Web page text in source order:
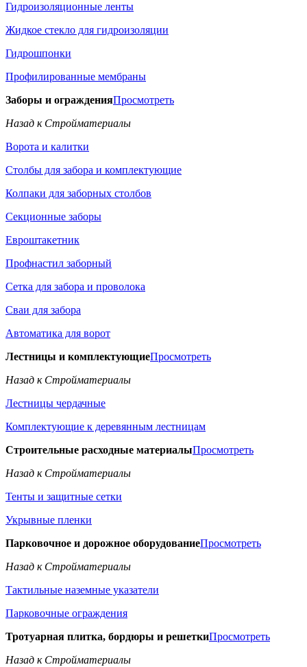
Гидроизоляционные ленты
Жидкое стекло для гидроизоляции
Гидрошпонки
Профилированные мембраны
Заборы и огражденияПросмотреть
Назад к Стройматериалы
Ворота и калитки
Столбы для забора и комплектующие
Колпаки для заборных столбов
Секционные заборы
Евроштакетник
Профнастил заборный
Сетка для забора и проволока
Сваи для забора
Автоматика для ворот
Лестницы и комплектующиеПросмотреть
Назад к Стройматериалы
Лестницы чердачные
Комплектующие к деревянным лестницам
Строительные расходные материалыПросмотреть
Назад к Стройматериалы
Тенты и защитные сетки
Укрывные пленки
Парковочное и дорожное оборудованиеПросмотреть
Назад к Стройматериалы
Тактильные наземные указатели
Парковочные ограждения
Тротуарная плитка, бордюры и решеткиПросмотреть
Назад к Стройматериалы